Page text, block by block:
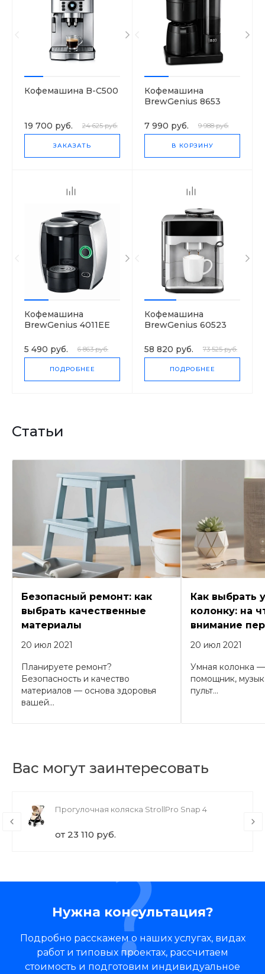
Кофемашина B-C500
19 700 руб. 24 625 руб.
ЗАКАЗАТЬ
Кофемашина
BrewGenius 8653
7 990 руб. 9 988 руб.
В КОРЗИНУ
Кофемашина
BrewGenius 4011EE
5 490 руб. 6 863 руб.
ПОДРОБНЕЕ
Кофемашина
BrewGenius 60523
58 820 руб.
73 525 руб.
ПОДРОБНЕЕ
Статьи
Безопасный ремонт: как
выбрать качественные
материалы
20 июл 2021
Планируете ремонт?
Безопасность и качество
материалов — основа здоровья
вашей...
Как выбрать
колонку: на
внимание
20 июл 2021
Умная колонка
помощник,
пульт...
Вас могут заинтересовать
Прогулочная коляска StrollPro Snap 4
от 23 110 руб.
Нужна консультация?
Подробно расскажем о наших услугах, видах
работ и типовых проектах, рассчитаем
стоимость и подготовим индивидуальное